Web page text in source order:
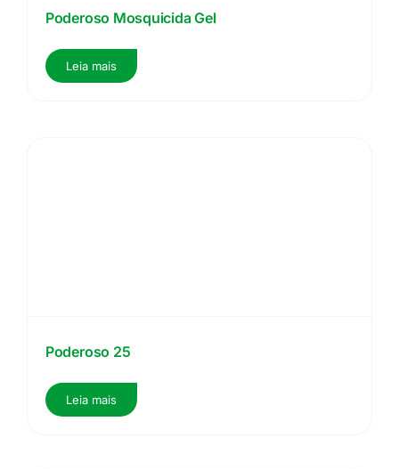
Poderoso Mosquicida Gel
Leia mais
Poderoso 25
Leia mais